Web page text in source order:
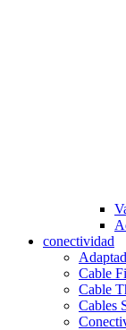
conectividad
Cable
Cable
Cables